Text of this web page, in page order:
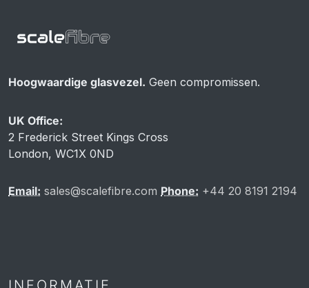
Hoogwaardige glasvezel. Geen compromissen.
UK Office:
2 Frederick Street Kings Cross
London, WC1X 0ND
Email: sales@scalefibre.com Phone: +44 20 8191 2194